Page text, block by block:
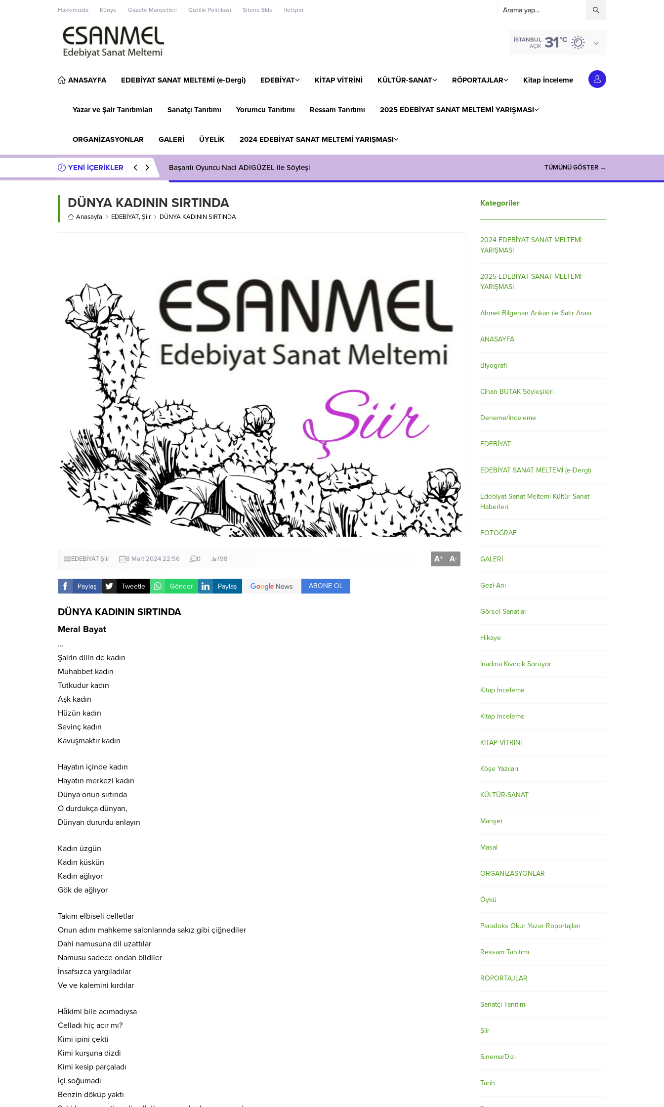
Hakkımızda Künye Gazete Manşetleri Gizlilik Politikası Sitene Ekle İletişim
İSTANBUL
AÇIK 31°C
ANASAYFA EDEBİYAT SANAT MELTEMİ (e-Dergi) EDEBİYAT KİTAP VİTRİNİ KÜLTÜR-SANAT RÖPORTAJLAR Kitap İnceleme
Yazar ve Şair Tanıtımları Sanatçı Tanıtımı Yorumcu Tanıtımı Ressam Tanıtımı 2025 EDEBİYAT SANAT MELTEMİ YARIŞMASI
ORGANİZASYONLAR GALERİ ÜYELİK 2024 EDEBİYAT SANAT MELTEMİ YARIŞMASI
YENİ İÇERİKLER Başarılı Oyuncu Naci ADIGÜZEL ile Söyleşi TÜMÜNÜ GÖSTER →
DÜNYA KADININ SIRTINDA
Anasayfa EDEBİYAT,Şiir DÜNYA KADININ SIRTINDA
EDEBİYATŞiir 8 Mart 2024 22:56 0 198 A+ A-
Paylaş Tweetle Gönder Paylaş ABONE OL
DÜNYA KADININ SIRTINDA
Meral Bayat
…
Şairin dilin de kadın
Muhabbet kadın
Tutkudur kadın
Aşk kadın
Hüzün kadın
Sevinç kadın
Kavuşmaktır kadın
Hayatın içinde kadın
Hayatın merkezi kadın
Dünya onun sırtında
O durdukça dünyan,
Dünyan dururdu anlayın
Kadın üzgün
Kadın küskün
Kadın ağlıyor
Gök de ağlıyor
Takım elbiseli celletlar
Onun adını mahkeme salonlarında sakız gibi çiğnediler
Dahi namusuna dil uzattılar
Namusu sadece ondan bildiler
İnsafsızca yargıladılar
Ve ve kalemini kırdılar
Hâkimi bile acımadıysa
Celladı hiç acır mı?
Kimi ipini çekti
Kimi kurşuna dizdi
Kimi kesip parçaladı
İçi soğumadı
Benzin döküp yaktı
Kategoriler
2024 EDEBİYAT SANAT MELTEMİ
YARIŞMASI
2025 EDEBİYAT SANAT MELTEMİ
YARIŞMASI
Ahmet Bilgehan Arıkan ile Satır Arası
ANASAYFA
Biyografi
Cihan BUTAK Söyleşileri
Deneme/İnceleme
EDEBİYAT
EDEBİYAT SANAT MELTEMİ (e-Dergi)
Edebiyat Sanat Meltemi Kültür Sanat
Haberleri
FOTOĞRAF
GALERİ
Gezi-Anı
Görsel Sanatlar
Hikaye
İnadına Kıvırcık Soruyor
Kitap İnceleme
Kitap İnceleme
KİTAP VİTRİNİ
Köşe Yazıları
KÜLTÜR-SANAT
Manşet
Masal
ORGANİZASYONLAR
Öykü
Paradoks Okur Yazar Röportajları
Ressam Tanıtımı
RÖPORTAJLAR
Sanatçı Tanıtımı
Şiir
Sinema/Dizi
Tarih